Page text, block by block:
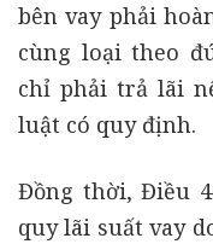
bên vay phải
cùng loại theo
chỉ phải trả lãi
luật có quy định.
Đồng thời, Điều
quy lãi suất vay